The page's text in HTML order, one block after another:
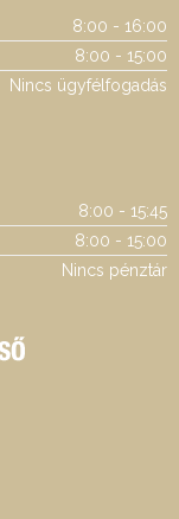
8:00 - 16:00
8:00 - 15:00
Nincs ügyfélfogadás
8:00 - 15:45
8:00 - 15:00
Nincs pénztár